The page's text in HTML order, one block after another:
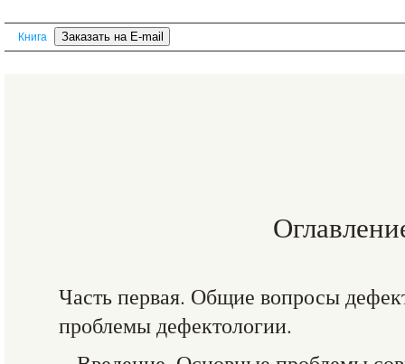
Книга
Часть первая. Общие вопросы
проблемы дефектологии.